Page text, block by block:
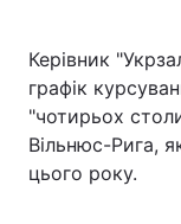
Керівник
графік
"чотирьох
Вільнюс-Рига,
цього року.